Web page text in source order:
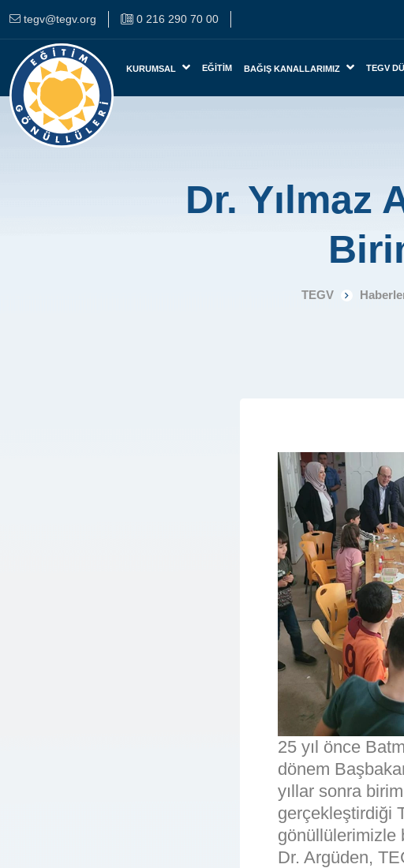
tegv@tegv.org 0 216 290 70 00
KURUMSAL EĞITIM BAĞIŞ KANALLARIMIZ TEGV
Dr. Yılmaz
TEGV
25 yıl önce
dönem
yıllar sonra
gerçekleştirdiği
gönüllülerimizle
Dr. Argüden,